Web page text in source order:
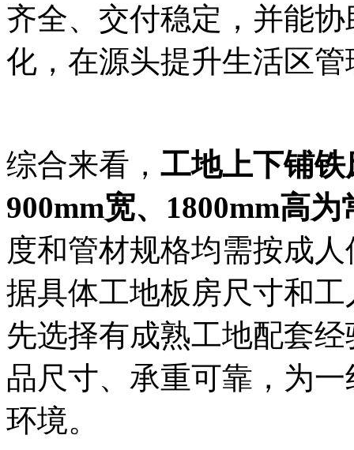
齐全、交付稳定，并能
化，在源头提升生活区
综合来看， 工地上下铺铁
900mm宽、1800mm高为
度和管材规格均需按成
据具体工地板房尺寸和
先选择有成熟工地配套
品尺寸、承重可靠，为
环境。